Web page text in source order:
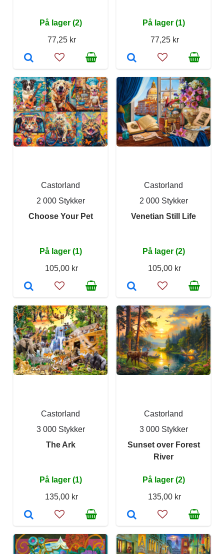
På lager (2)
77,25 kr
På lager (1)
77,25 kr
Castorland
2 000 Stykker
Choose Your Pet
På lager (1)
105,00 kr
Castorland
2 000 Stykker
Venetian Still Life
På lager (2)
105,00 kr
Castorland
3 000 Stykker
The Ark
På lager (1)
135,00 kr
Castorland
3 000 Stykker
Sunset over Forest
River
På lager (2)
135,00 kr